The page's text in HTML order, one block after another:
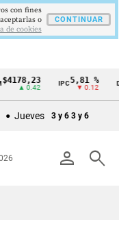
▲ 0.42
IPC 5,81 %
▼ 0.12
DTF
Jueves 3 y 6 3 y 6
person search
con fines
o
de cookies
CONTINUAR